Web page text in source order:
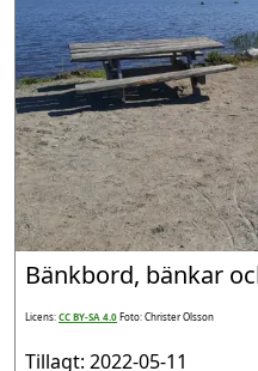
Bänkbord, bänkar
Licens:CC BY-SA 4.0Foto: Christer Olsson
Tillagt: 2022-05-11